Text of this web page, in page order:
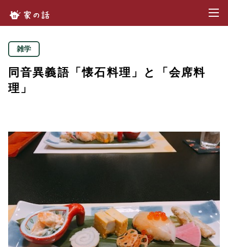
雑学
同音異義語「懐石料理」と「会席料
理」